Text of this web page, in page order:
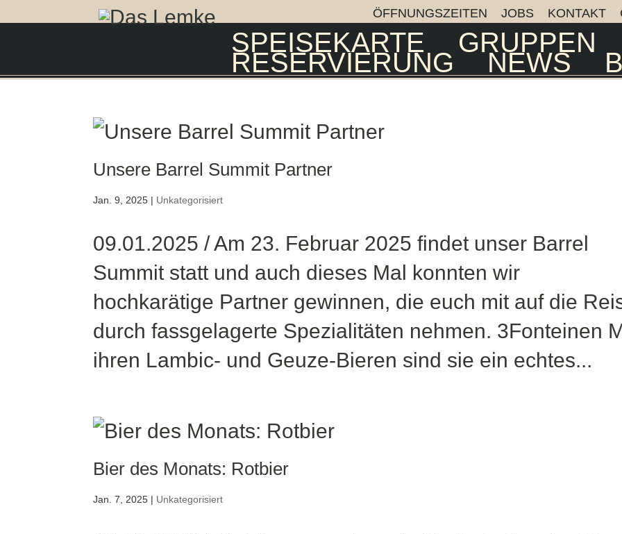
ÖFFNUNGSZEITEN JOBS KONTAKT
SPEISEKARTE GRUPPEN
RESERVIERUNG NEWS
Unsere Barrel Summit Partner
Jan. 9, 2025 | Unkategorisiert
09.01.2025 / Am 23. Februar 2025 findet unser Barrel
Summit statt und auch dieses Mal konnten wir
hochkarätige Partner gewinnen, die euch mit auf die
durch fassgelagerte Spezialitäten nehmen. 3Fonteinen
ihren Lambic- und Geuze-Bieren sind sie ein echtes...
Bier des Monats: Rotbier
Jan. 7, 2025 | Unkategorisiert